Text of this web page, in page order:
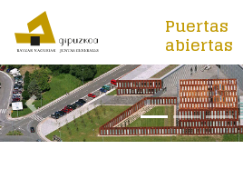
Puertas
abiertas
Anterior